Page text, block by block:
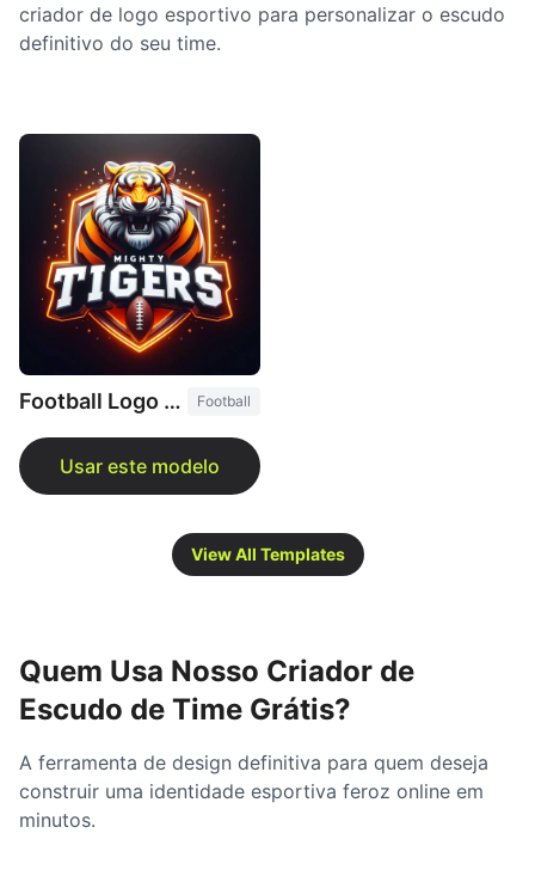
criador de logo esportivo para personalizar o escudo
definitivo do seu time.
Football Logo Maker Football
View All Templates
Quem Usa Nosso Criador de
Escudo de Time Grátis?
A ferramenta de design definitiva para quem deseja
construir uma identidade esportiva feroz online em
minutos.